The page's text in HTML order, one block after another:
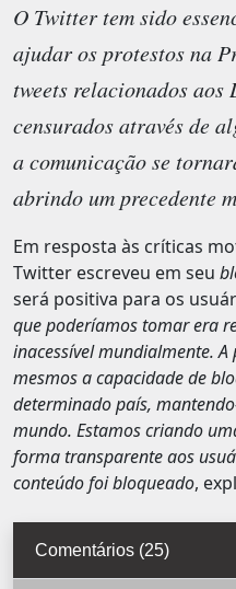
O Twitter tem sido
ajudar os protestos na
tweets relacionados aos
censurados através de
a comunicação se
abrindo um precedente
Em resposta às críticas
Twitter escreveu em seu
será positiva para os
que poderíamos tomar era
inacessível mundialmente.
mesmos a capacidade de
determinado país,
mundo. Estamos criando
forma transparente aos
conteúdo foi bloqueado,
Comentários (25)